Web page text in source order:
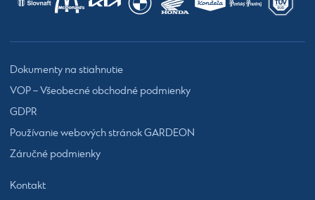
Dokumenty na stiahnutie
VOP – Všeobecné obchodné podmienky
GDPR
Používanie webových stránok GARDEON
Záručné podmienky
Kontakt